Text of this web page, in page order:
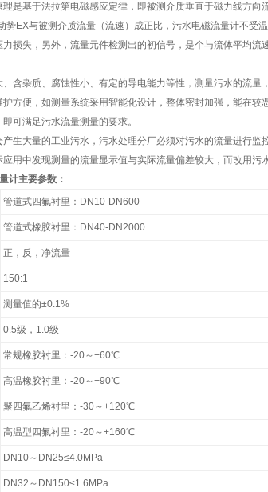
基于法拉第电磁感应定律，即被测介质垂直于磁力线方向
势EX与被测介质流量（流速）成正比，污水电磁流量计不受
损失，另外，流量元件检测出的初信号，是个与流体平均流
杂质、腐蚀性小、有定的导电能力等性，测量污水的流量
方便，如测量系统采用智能化设计，整体密封加强，能在
可满足污水流量测量的要求。
大量的工业污水，污水处理分厂必须对污水的流量进行监
用中发现测量的流量显示值与实际流量偏差较大，而改用污
计主要参数：
管道式四氟衬里：DN10-DN600
管道式橡胶衬里：DN40-DN2000
正，反，净流量
150:1
测量值的±0.1%
0.5级，1.0级
常规橡胶衬里：-20～+60℃
高温橡胶衬里：-20～+90℃
聚四氟乙烯衬里：-30～+120℃
高温型四氟衬里：-20～+160℃
DN10～DN25≤4.0MPa
DN32～DN150≤1.6MPa